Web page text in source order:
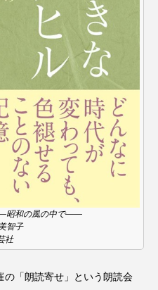
PLACES globe
えて HONEY
KDDI
The 牛肉
LAND
ス
昭和の風の中で――
智子
社
の「朗読寄せ」という朗読会